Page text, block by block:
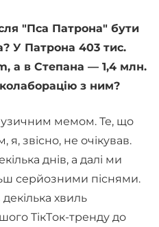
"Пса Патрона" бути
У Патрона 403 тис.
а в Степана — 1,4 млн.
з ним?
мемом. Те, що
я, звісно, не очікував.
днів, а далі ми
серйозними піснями.
хвиль
TікTок-тренду до